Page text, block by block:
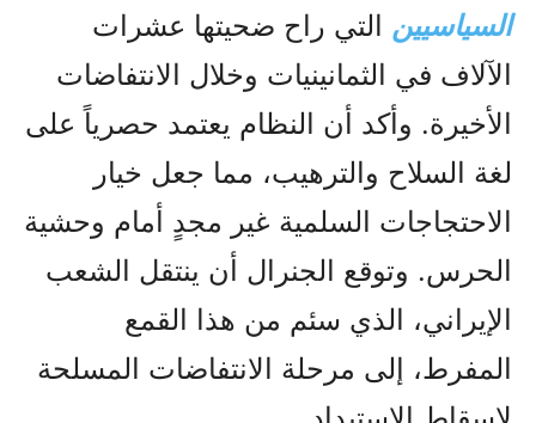
السياسيين التي راح ضحيتها عشرات
الآلاف في الثمانينيات وخلال الانتفاضات
الأخيرة. وأكد أن النظام يعتمد حصرياً على
لغة السلاح والترهيب، مما جعل خيار
الاحتجاجات السلمية غير مجدٍ أمام وحشية
الحرس. وتوقع الجنرال أن ينتقل الشعب
الإيراني، الذي سئم من هذا القمع
المفرط، إلى مرحلة الانتفاضات المسلحة